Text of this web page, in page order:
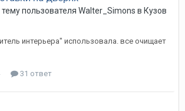
пользователя Walter_Simons в Кузов
интерьера" использовала. все очищает
31 ответ